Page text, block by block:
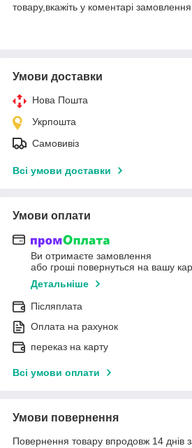
товару,вкажіть у коментарі замовлення.
Умови доставки
Нова Пошта
Укрпошта
Самовивіз
Всі умови доставки
Умови оплати
Ви отримаєте замовлення
або гроші повернуться на вашу
Детальніше
Післяплата
Оплата на рахунок
переказ на карту
Всі умови оплати
Умови повернення
Повернення товару впродовж 14 днів